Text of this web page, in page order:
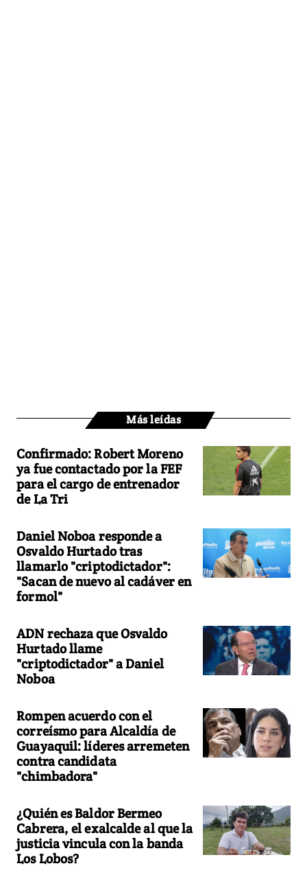
Más leídas
Confirmado: Robert Moreno
ya fue contactado por la FEF
para el cargo de entrenador
de La Tri
Daniel Noboa responde a
Osvaldo Hurtado tras
llamarlo "criptodictador":
"Sacan de nuevo al cadáver en
formol"
ADN rechaza que Osvaldo
Hurtado llame
"criptodictador" a Daniel
Noboa
Rompen acuerdo con el
correísmo para Alcaldía de
Guayaquil: líderes arremeten
contra candidata
"chimbadora"
¿Quién es Baldor Bermeo
Cabrera, el exalcalde al que la
justicia vincula con la banda
Los Lobos?